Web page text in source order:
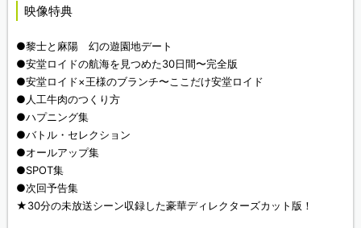
映像特典
●黎士と麻陽 幻の遊園地デート
●安堂ロイドの航海を見つめた30日間〜完全版
●安堂ロイド×王様のブランチ〜ここだけ安堂ロイド
●人工牛肉のつくり方
●ハプニング集
●バトル・セレクション
●オールアップ集
●SPOT集
●次回予告集
★30分の未放送シーン収録した豪華ディレクターズカット版！